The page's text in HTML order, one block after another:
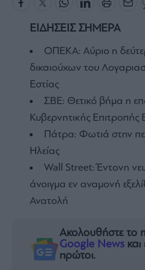
ΕΙΔΗΣΕΙΣ ΣΗΜΕΡΑ
ΟΠΕΚΑ: Αύριο η
δικαιούχων του
Εστίας
ΣΒΕ: Θετικό βήμα η
Κυβερνητικής Επιτροπής
Πάτρα: Φωτιά στην
Ηλείας
Wall Street: Έντονη
άνοιγμα εν αναμονή
Ανατολή
Ακολουθήστε το
Google News
πρώτοι.